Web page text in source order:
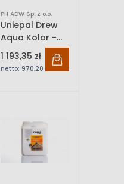
PH ADW Sp. z o.o.
Uniepal Drew
Aqua Kolor -
Lakier
ogniochronny |
wiele kolorów i
1 193,35 zł
netto: 970,20 zł